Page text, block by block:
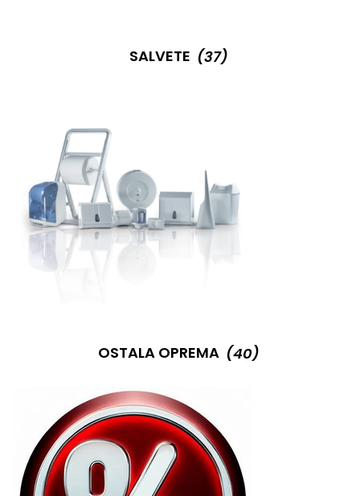
SALVETE (37)
OSTALA OPREMA (40)